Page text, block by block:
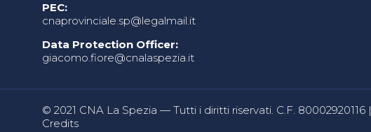
PEC:
cnaprovinciale.sp@legalmail.it
Data Protection Officer:
giacomo.fiore@cnalaspezia.it
© 2021 CNA La Spezia — Tutti i diritti riservati. C.F. 80002920116 |
Credits